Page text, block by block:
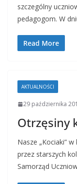
szczególny
pedagogom. W
Read More
AKTUALNOŚCI
29 października
Otrzęsiny
Nasze „Kociaki”
przez starszych
Samorząd